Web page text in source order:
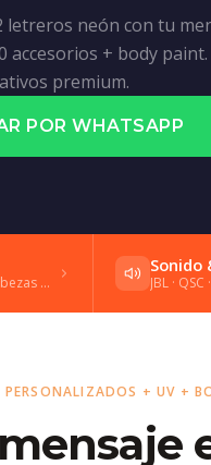
letreros neón con tu
accesorios + body
premium.
POR WHATSAPP
Guirnaldas · Cabezas móviles · Gobos
Sonido
PERSONALIZADOS + UV +